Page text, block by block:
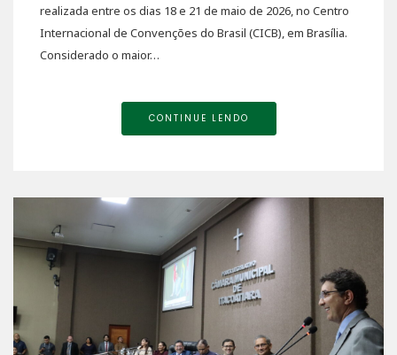
realizada entre os dias 18 e 21 de maio de 2026, no Centro
Internacional de Convenções do Brasil (CICB), em Brasília.
Considerado o maior…
CONTINUE LENDO